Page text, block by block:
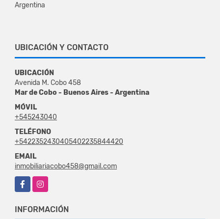
Argentina
UBICACIÓN Y CONTACTO
UBICACIÓN
Avenida M. Cobo 458
Mar de Cobo - Buenos Aires - Argentina
MÓVIL
+545243040
TELÉFONO
+5422352430405402235844420
EMAIL
inmobiliariacobo458@gmail.com
FacebookInstagram
INFORMACIÓN